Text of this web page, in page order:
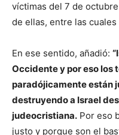
víctimas del 7 de
de ellas, entre las
En ese sentido, añadió:
Occidente y por eso los
paradójicamente están
destruyendo a Israel
judeocristiana. Por eso
justo y porque son el